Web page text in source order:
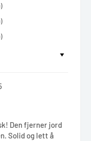
Den fjerner jord
Solid og lett å